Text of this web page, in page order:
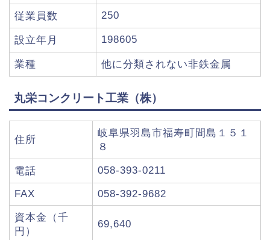
従業員数 250
設立年月 198605
業種 他に分類されない非鉄金属
丸栄コンクリート工業（株）
住所
岐阜県羽島市福寿町間島１５１
８
電話 058-393-0211
FAX 058-392-9682
資本金（千
円）
69,640